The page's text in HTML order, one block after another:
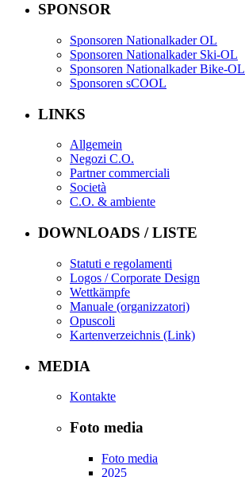
SPONSOR
Sponsoren Nationalkader OL
Sponsoren Nationalkader Ski-OL
Sponsoren Nationalkader Bike-OL
Sponsoren sCOOL
LINKS
Allgemein
Negozi C.O.
Partner commerciali
Società
C.O. & ambiente
DOWNLOADS / LISTE
Statuti e regolamenti
Logos / Corporate Design
Wettkämpfe
Manuale (organizzatori)
Opuscoli
Kartenverzeichnis (Link)
MEDIA
Kontakte
Foto media
Foto media
2025